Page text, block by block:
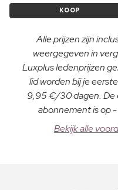
KOOP
Alle prijzen zijn
weergegeven in
Luxplus ledenprijzen
lid worden bij je
9,95 €/30 dagen. De
abonnement is op
Bekijk alle